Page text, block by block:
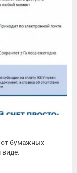
от бумажных
виде.